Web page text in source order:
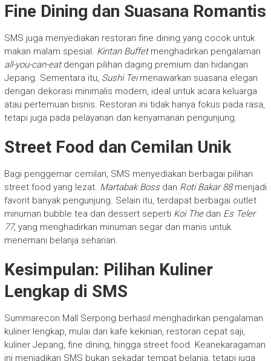
Fine Dining dan Suasana Romantis
SMS juga menyediakan restoran fine dining yang cocok untuk
makan malam spesial. Kintan Buffetmenghadirkan pengalaman
all-you-can-eatdengan pilihan daging premium dan hidangan
Jepang. Sementara itu, Sushi Teimenawarkan suasana elegan
dengan dekorasi minimalis modern, ideal untuk acara keluarga
atau pertemuan bisnis. Restoran ini tidak hanya fokus pada rasa,
tetapi juga pada pelayanan dan kenyamanan pengunjung.
Street Food dan Cemilan Unik
Bagi penggemar cemilan, SMS menyediakan berbagai pilihan
street food yang lezat. Martabak Bossdan Roti Bakar 88menjadi
favorit banyak pengunjung. Selain itu, terdapat berbagai outlet
minuman bubble tea dan dessert seperti Koi Thedan Es Teler
77, yang menghadirkan minuman segar dan manis untuk
menemani belanja seharian.
Kesimpulan: Pilihan Kuliner
Lengkap di SMS
Summarecon Mall Serpong berhasil menghadirkan pengalaman
kuliner lengkap, mulai dari kafe kekinian, restoran cepat saji,
kuliner Jepang, fine dining, hingga street food. Keanekaragaman
ini menjadikan SMS bukan sekadar tempat belanja, tetapi juga